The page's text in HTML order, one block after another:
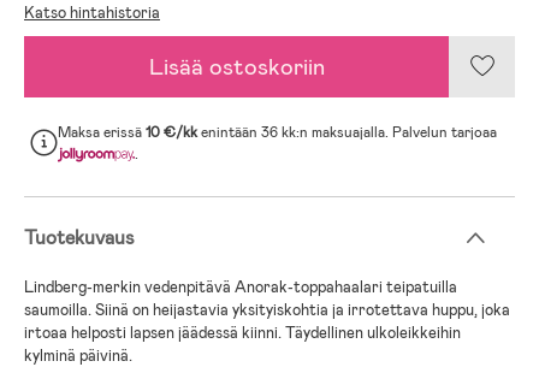
Katso hintahistoria
Lisää ostoskoriin
Maksa erissä10 €/kkenintään 36 kk:n maksuajalla. Palvelun tarjoaa
.
Tuotekuvaus
Lindberg-merkin vedenpitävä Anorak-toppahaalari teipatuilla
saumoilla. Siinä on heijastavia yksityiskohtia ja irrotettava huppu, joka
irtoaa helposti lapsen jäädessä kiinni. Täydellinen ulkoleikkeihin
kylminä päivinä.